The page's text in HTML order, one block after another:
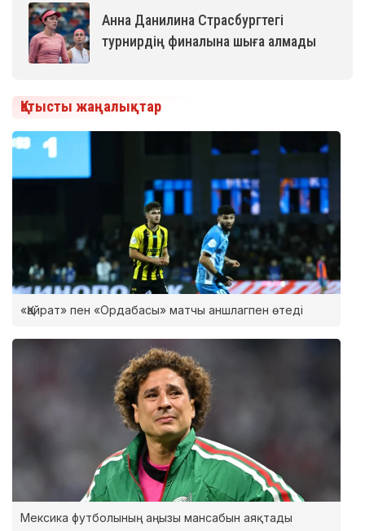
Анна Данилина Страсбургтегі
турнирдің финалына шыға алмады
Қатысты жаңалықтар
«Қайрат» пен «Ордабасы» матчы аншлагпен өтеді
Мексика футболының аңызы мансабын аяқтады